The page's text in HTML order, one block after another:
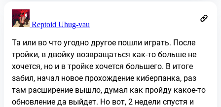
Reptoid Uhug-vau
Та или во что угодно другое пошли играть. После
тройки, в двойку возвращаться как-то больше не
хочется, но и в тройке хочется большего. В итоге
забил, начал новое прохождение киберпанка, раз
там расширение вышло, думал как пройду какое-то
обновление да выйдет. Но вот, 2 недели спустя и